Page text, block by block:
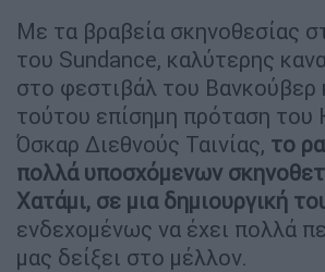
Με τα βραβεία σκηνοθεσίας
του Sundance, καλύτερης
στο φεστιβάλ του Βανκούβερ
τούτου επίσημη πρόταση του
Όσκαρ Διεθνούς Ταινίας, το
πολλά υποσχόμενων
Χατάμι, σε μια δημιουργική
ενδεχομένως να έχει πολλά
μας δείξει στο μέλλον.